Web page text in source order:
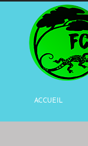
ACCUEIL